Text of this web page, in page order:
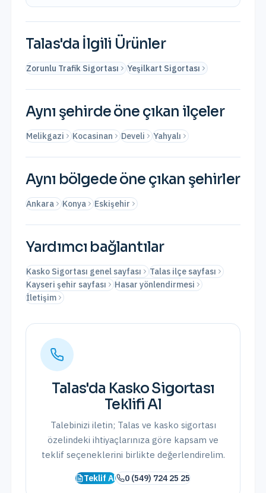
Talas'da İlgili Ürünler
Zorunlu Trafik Sigortası Yeşilkart Sigortası
Aynı şehirde öne çıkan ilçeler
Melikgazi Kocasinan Develi Yahyalı
Aynı bölgede öne çıkan şehirler
Ankara Konya Eskişehir
Yardımcı bağlantılar
Kasko Sigortası genel sayfası
Talas ilçe sayfası
Kayseri şehir sayfası
Hasar yönlendirmesi
İletişim
Talas'da Kasko Sigortası
Teklifi Al
Talebinizi iletin; Talas ve kasko sigortası
özelindeki ihtiyaçlarınıza göre kapsam ve
teklif seçeneklerini birlikte değerlendirelim.
Teklif Al 0 (549) 724 25 25